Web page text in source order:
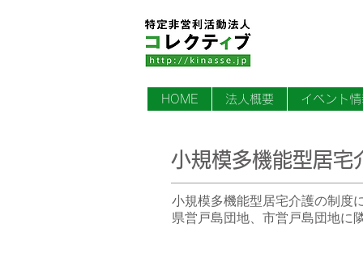
HOME 法人概要 イベント情
小規模多機能型居
小規模多機能型居宅介護の制度
県営戸島団地、市営戸島団地に